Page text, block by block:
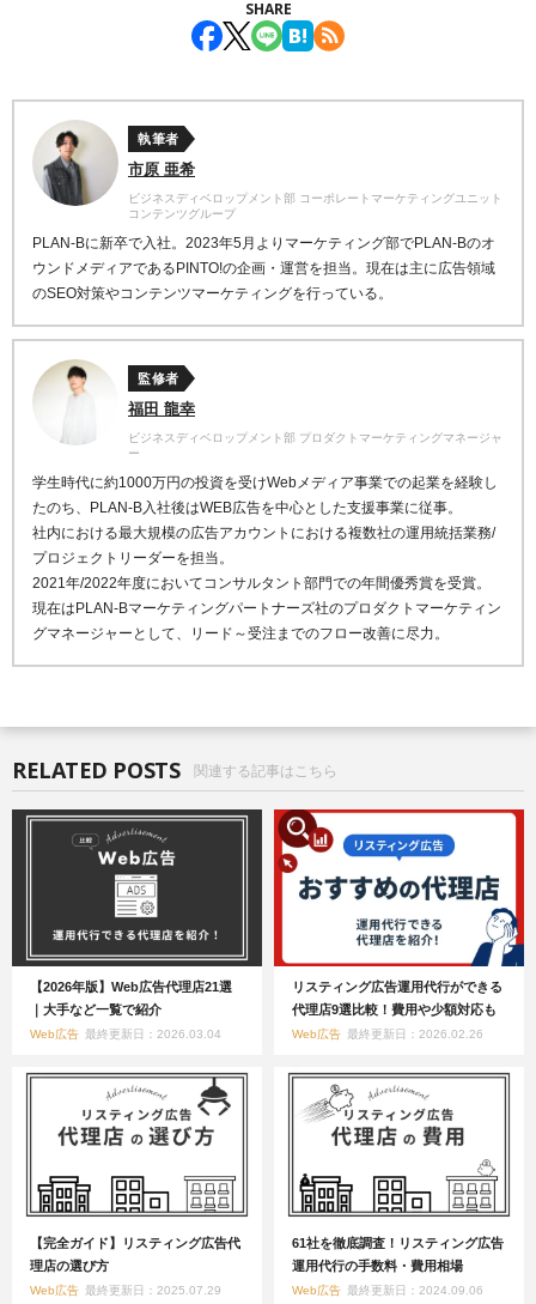
SHARE
執筆者
市原 亜希
ビジネスディベロップメント部 コーポレートマーケティングユニット
コンテンツグループ
PLAN-Bに新卒で入社。2023年5月よりマーケティング部でPLAN-Bのオ
ウンドメディアであるPINTO!の企画・運営を担当。現在は主に広告領域
のSEO対策やコンテンツマーケティングを行っている。
監修者
福田 龍幸
ビジネスディベロップメント部 プロダクトマーケティングマネージャ
ー
学生時代に約1000万円の投資を受けWebメディア事業での起業を経験し
たのち、PLAN-B入社後はWEB広告を中心とした支援事業に従事。
社内における最大規模の広告アカウントにおける複数社の運用統括業務/
プロジェクトリーダーを担当。
2021年/2022年度においてコンサルタント部門での年間優秀賞を受賞。
現在はPLAN-Bマーケティングパートナーズ社のプロダクトマーケティン
グマネージャーとして、リード～受注までのフロー改善に尽力。
RELATED POSTS 関連する記事はこちら
【2026年版】Web広告代理店21選
｜大手など一覧で紹介
Web広告 最終更新日：2026.03.04
リスティング広告運用代行ができる
代理店9選比較！費用や少額対応も
Web広告 最終更新日：2026.02.26
【完全ガイド】リスティング広告代
理店の選び方
Web広告 最終更新日：2025.07.29
61社を徹底調査！リスティング広告
運用代行の手数料・費用相場
Web広告 最終更新日：2024.09.06